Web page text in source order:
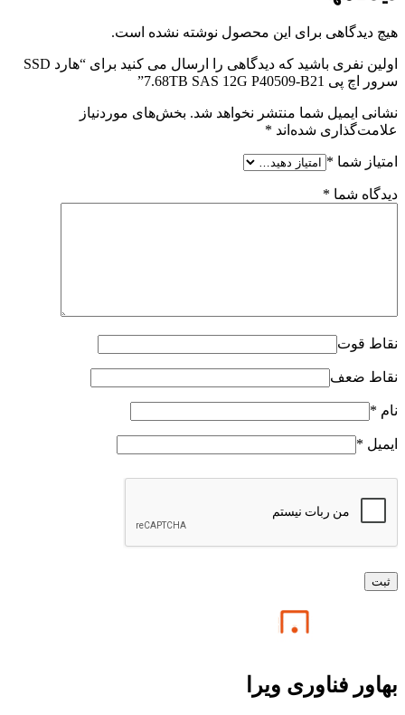
هیچ دیدگاهی برای این محصول نوشته نشده است.
اولین نفری باشید که دیدگاهی را ارسال می کنید برای “هارد SSD
سرور اچ پی 7.68TB SAS 12G P40509-B21”
نشانی ایمیل شما منتشر نخواهد شد. بخش‌های موردنیاز
علامت‌گذاری شده‌اند *
امتیاز شما *
دیدگاه شما *
نقاط قوت
نقاط ضعف
نام *
ایمیل *
بهاور فناوری ویرا